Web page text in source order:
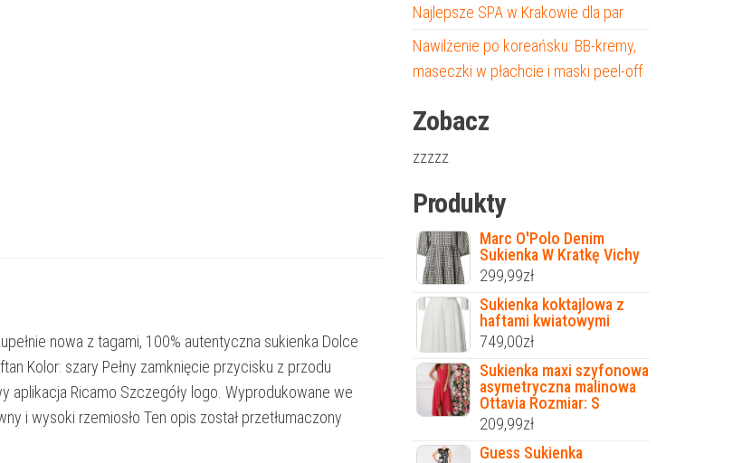
nowa z tagami, 100% autentyczna sukienka Dolce
Kolor: szary Pełny zamknięcie przycisku z przodu
aplikacja Ricamo Szczegóły logo. Wyprodukowane we
i wysoki rzemiosło Ten opis został przetłumaczony
Najlepsze SPA w Krakowie dla par
Nawilżenie po koreańsku: BB-kremy,
maseczki w płachcie i maski peel-off
Zobacz
zzzzz
Produkty
Marc O'Polo Denim
Sukienka W Kratkę Vichy
299,99zł
Sukienka koktajlowa z
haftami kwiatowymi
749,00zł
Sukienka maxi szyfonowa
asymetryczna malinowa
Ottavia Rozmiar: S
209,99zł
Guess Sukienka